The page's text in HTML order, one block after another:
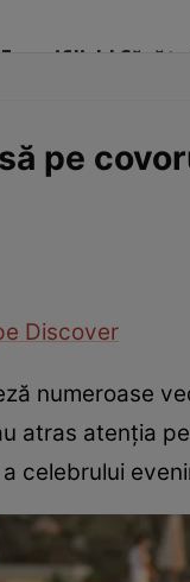
Click!
pe
Discover
numeroase
atras atenția
celebrului